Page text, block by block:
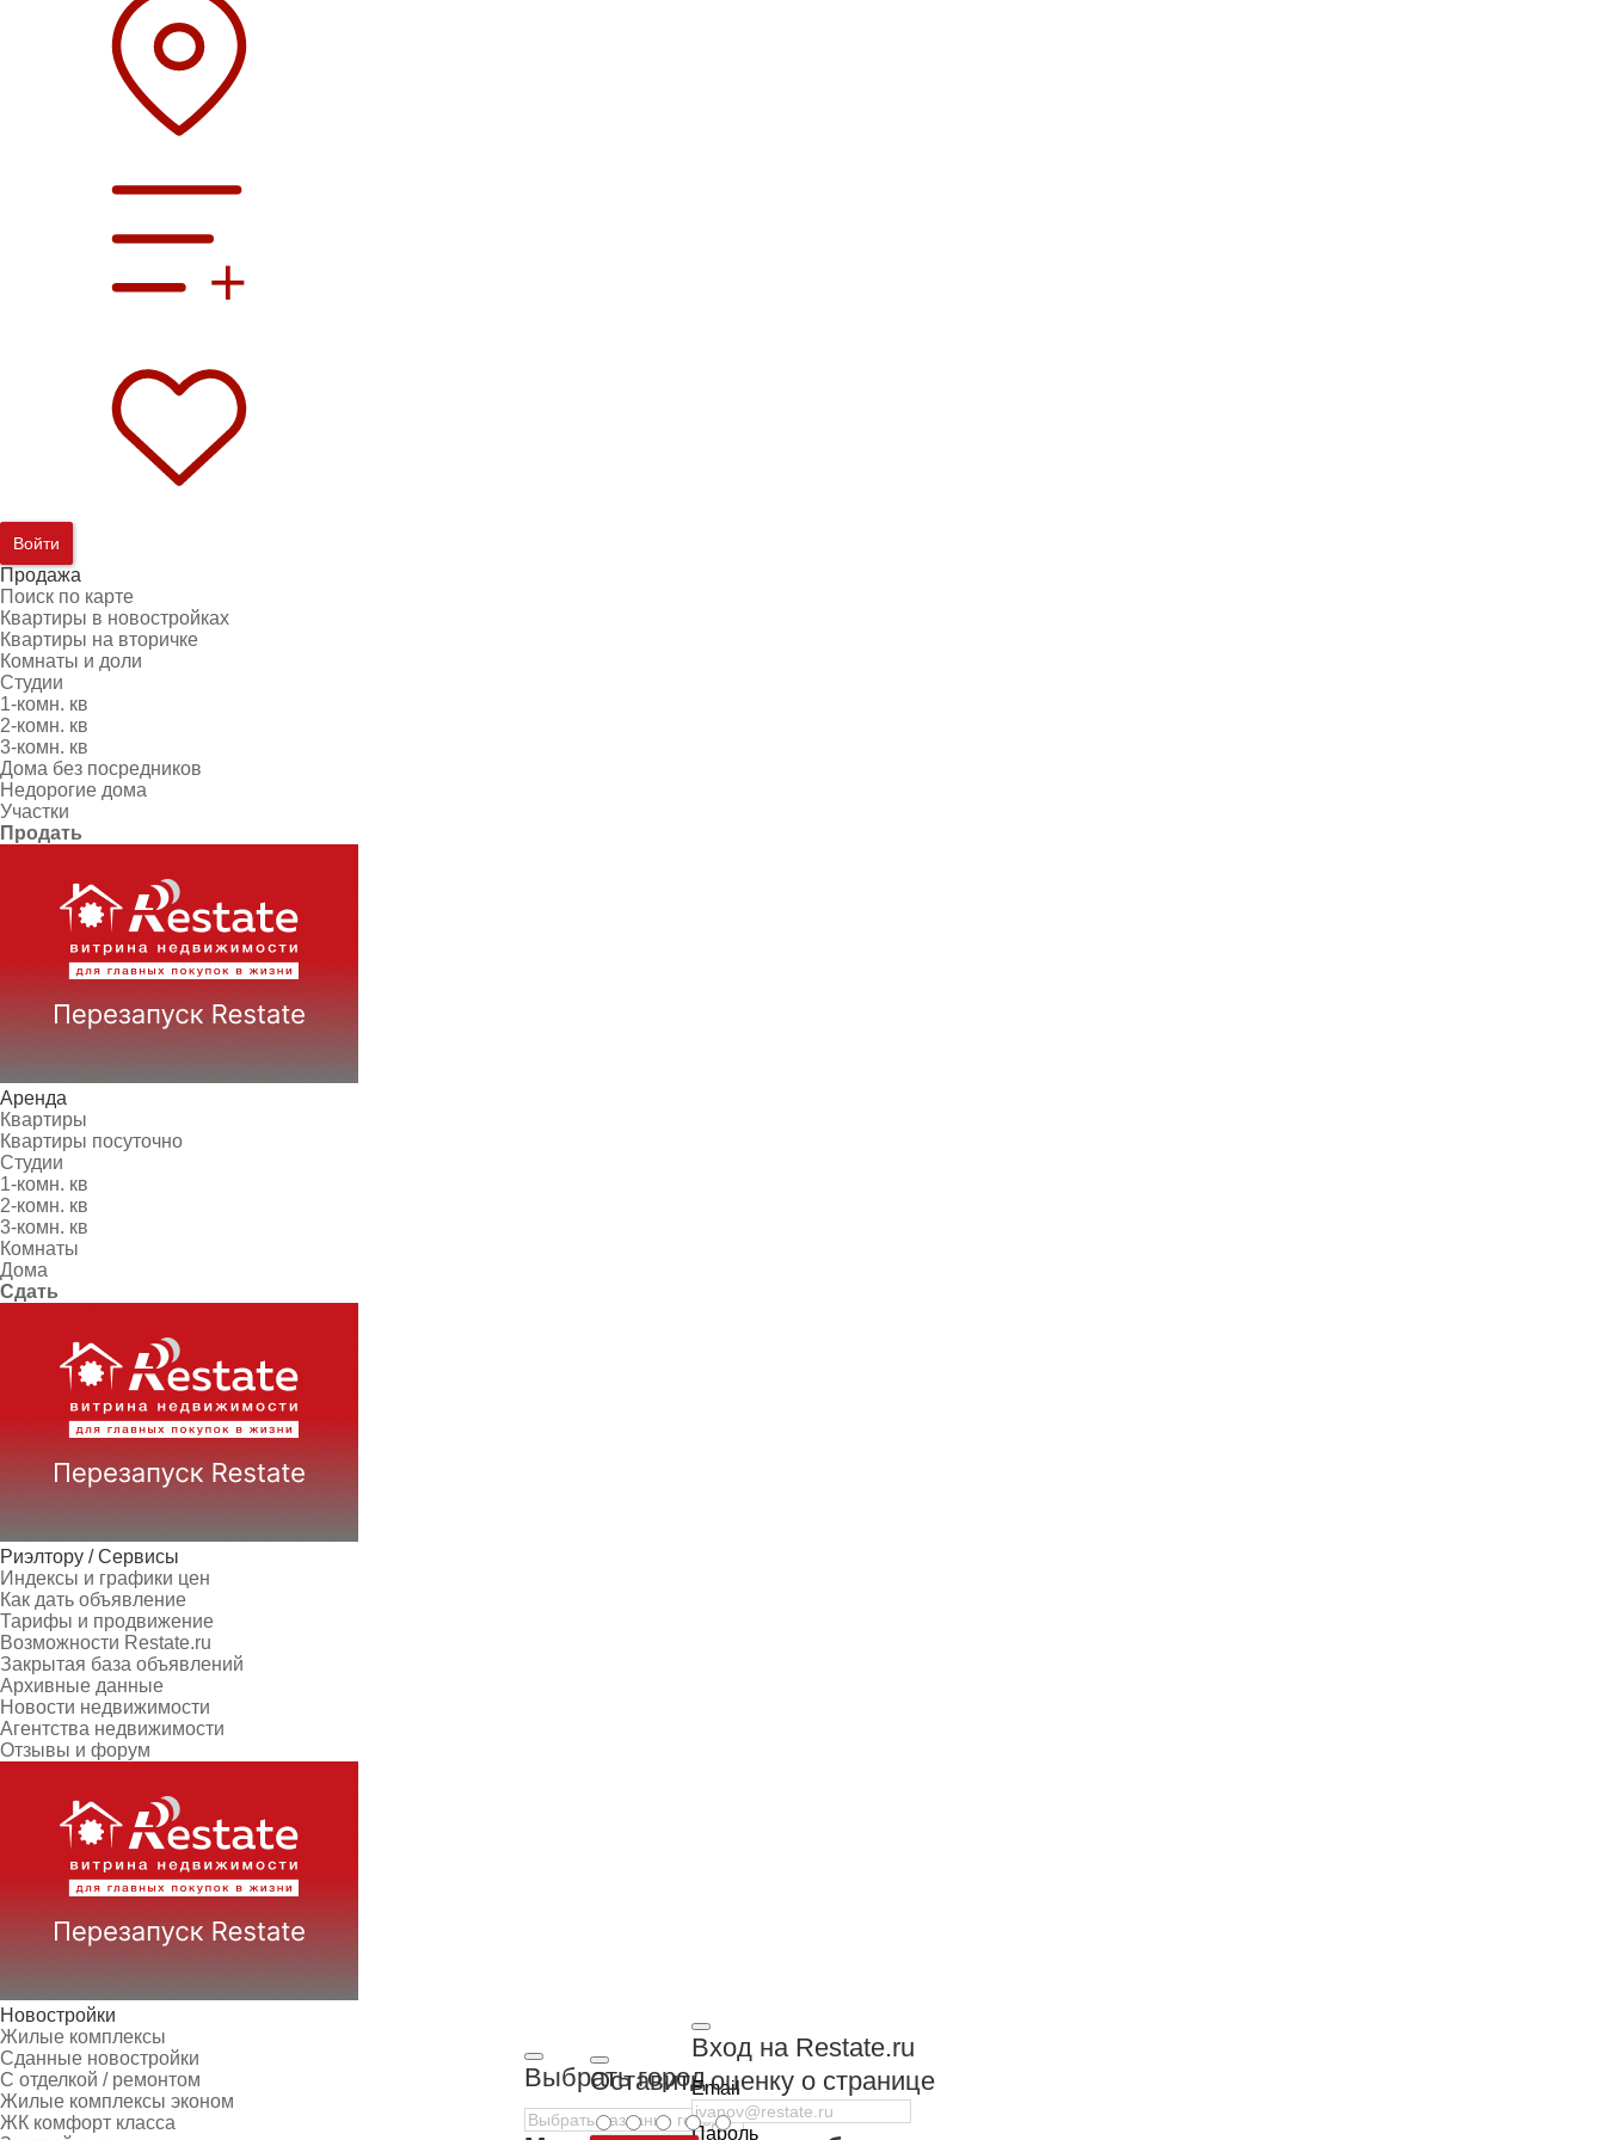
Войти
Продажа
Поиск по карте
Квартиры в новостройках
Квартиры на вторичке
Комнаты и доли
Студии
1-комн. кв
2-комн. кв
3-комн. кв
Дома без посредников
Недорогие дома
Участки
Продать
Аренда
Квартиры
Квартиры посуточно
Студии
1-комн. кв
2-комн. кв
3-комн. кв
Комнаты
Дома
Сдать
Риэлтору / Сервисы
Индексы и графики цен
Как дать объявление
Тарифы и продвижение
Возможности Restate.ru
Закрытая база объявлений
Архивные данные
Новости недвижимости
Агентства недвижимости
Отзывы и форум
Новостройки
Жилые комплексы
Сданные новостройки
С отделкой / ремонтом
Жилые комплексы эконом
ЖК комфорт класса
Выбрать город
Вход на Restate.ru
Email
Пароль
Оставить оценку о странице